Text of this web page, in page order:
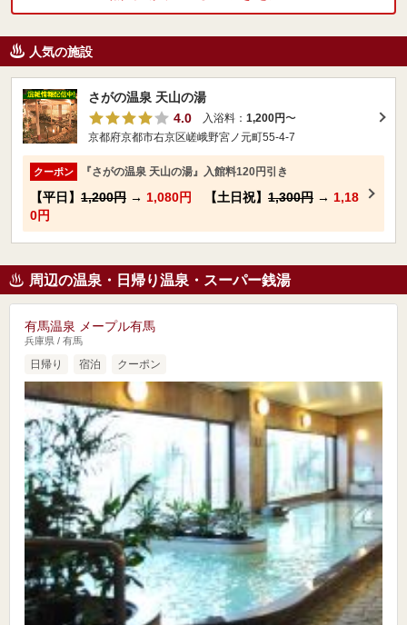
人気の施設
さがの温泉 天山の湯
4.0
入浴料： 1,200円〜
京都府京都市右京区嵯峨野宮ノ元町55-4-7
クーポン 『さがの温泉 天山の湯』入館料120円引き
【平日】 1,200円 → 1,080円 【土日祝】 1,300円 → 1,18
0円
周辺の温泉・日帰り温泉・スーパー銭湯
有馬温泉 メープル有馬
兵庫県 / 有馬
日帰り 宿泊 クーポン